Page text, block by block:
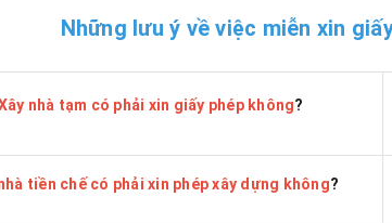
Những lưu ý về việc miễn xin
nhà tạm có phải xin giấy phép không?
tiền chế có phải xin phép xây dựng không?